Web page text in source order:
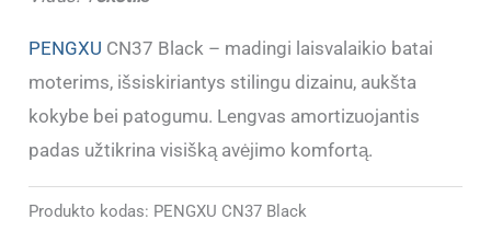
PENGXU CN37 Black – madingi laisvalaikio batai
moterims, išsiskiriantys stilingu dizainu, aukšta
kokybe bei patogumu. Lengvas amortizuojantis
padas užtikrina visišką avėjimo komfortą.
Produkto kodas: PENGXU CN37 Black